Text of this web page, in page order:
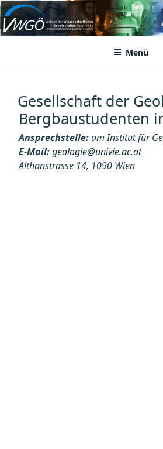
Zum
Inhalt
springenVWGÖ
Federation of Austrian Scientific Societies
Menü
Gesellschaft der
Bergbaustudenten
Ansprechstelle:am Institut für
E-Mail:geologie@univie.ac.at
Althanstrasse 14, 1090 Wien